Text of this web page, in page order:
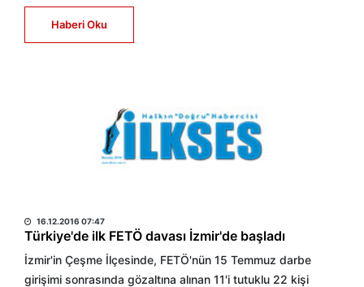
Haberi Oku
16.12.2016 07:47
Türkiye'de ilk FETÖ davası İzmir'de başladı
İzmir'in Çeşme İlçesinde, FETÖ'nün 15 Temmuz darbe
girişimi sonrasında gözaltına alınan 11'i tutuklu 22 kişi